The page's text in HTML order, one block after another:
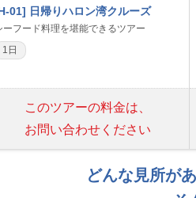
01] 日帰りハロン湾クルーズ
ーフード料理を堪能できるツアー
1日
このツアーの料金は、
お問い合わせください
どんな見所が